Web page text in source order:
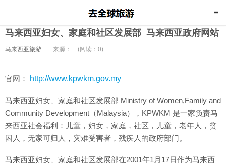
马来西亚妇女、家庭和社区发展部_马来西亚政府网站
马来西亚旅游 来源： (阅读：0)
官网： http://www.kpwkm.gov.my
马来西亚妇女、家庭和社区发展部 Ministry of Women,Family and
Community Development（Malaysia），KPWKM 是一家负责马
来西亚社会福利：儿童，妇女，家庭，社区，儿童，老年人，贫
困人，无家可归人，灾难受害者，残疾人的政府部门。
马来西亚妇女、家庭和社区发展部在2001年1月17日作为马来西